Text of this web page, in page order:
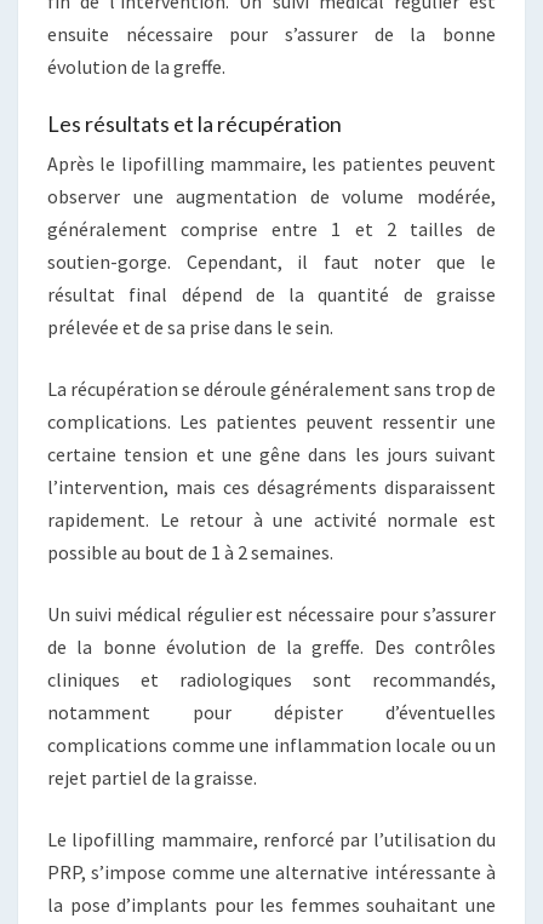
ensuite nécessaire pour s’assurer de la bonne
évolution de la greffe.
Les résultats et la récupération
Après le lipofilling mammaire, les patientes peuvent
observer une augmentation de volume modérée,
généralement comprise entre 1 et 2 tailles de
soutien-gorge. Cependant, il faut noter que le
résultat final dépend de la quantité de graisse
prélevée et de sa prise dans le sein.
La récupération se déroule généralement sans trop de
complications. Les patientes peuvent ressentir une
certaine tension et une gêne dans les jours suivant
l’intervention, mais ces désagréments disparaissent
rapidement. Le retour à une activité normale est
possible au bout de 1 à 2 semaines.
Un suivi médical régulier est nécessaire pour s’assurer
de la bonne évolution de la greffe. Des contrôles
cliniques et radiologiques sont recommandés,
notamment pour dépister d’éventuelles
complications comme une inflammation locale ou un
rejet partiel de la graisse.
Le lipofilling mammaire, renforcé par l’utilisation du
PRP, s’impose comme une alternative intéressante à
la pose d’implants pour les femmes souhaitant une